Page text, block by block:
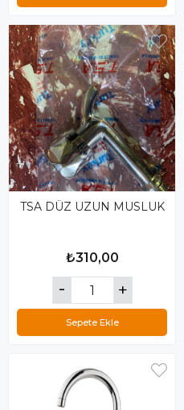
TSA DÜZ UZUN MUSLUK
₺310,00
Sepete Ekle